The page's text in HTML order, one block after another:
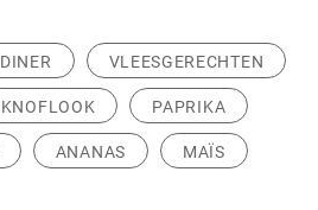
DINER VLEESGERECHTEN
KNOFLOOK PAPRIKA
ANANAS MAÏS